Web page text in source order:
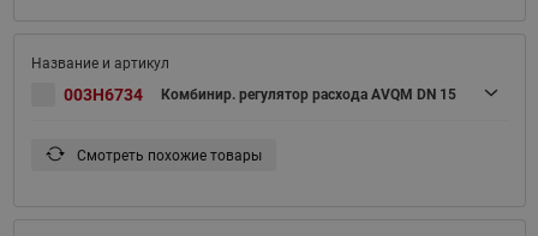
003H6734 Комбинир. регулятор расхода AVQM DN 15
Смотреть похожие товары